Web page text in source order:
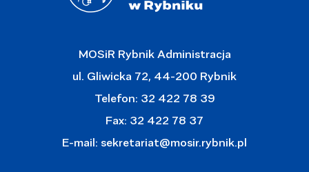
MOSiR Rybnik Administracja
ul. Gliwicka 72, 44-200 Rybnik
Telefon: 32 422 78 39
Fax: 32 422 78 37
E-mail: sekretariat@mosir.rybnik.pl